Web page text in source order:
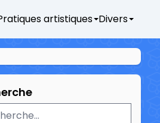
artistiques Divers